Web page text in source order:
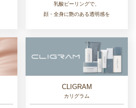
乳酸ピーリングで、
顔・全身に艶のある透明感を
CLIGRAM
カリグラム